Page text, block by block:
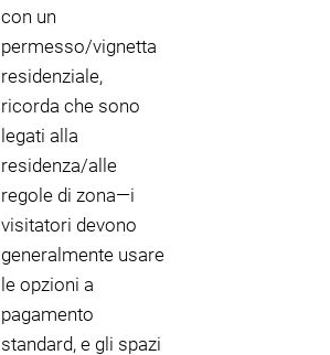
con un
permesso/vignetta
residenziale,
ricorda che sono
legati alla
residenza/alle
regole di zona—i
visitatori devono
generalmente usare
le opzioni a
pagamento
standard, e gli spazi